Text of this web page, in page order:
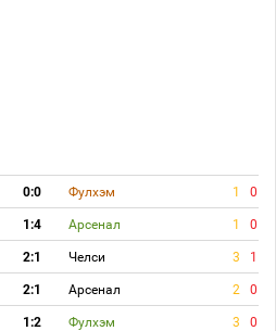
0:0 Фулхэм 1 0
1:4 Арсенал 1 0
2:1 Челси 3 1
2:1 Арсенал 2 0
1:2 Фулхэм 3 0